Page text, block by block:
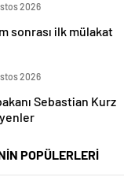
2026
sonrası ilk mülakat
2026
Sebastian Kurz
POPÜLERLERİ